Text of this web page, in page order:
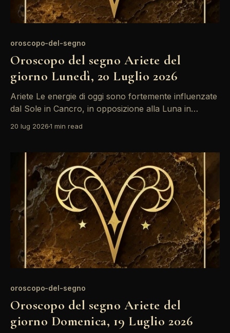
oroscopo-del-segno
Oroscopo del segno Ariete del
giorno Lunedì, 20 Luglio 2026
Ariete Le energie di oggi sono fortemente influenzate
dal Sole in Cancro, in opposizione alla Luna in
conflitti interiori, specialmente in ambito relazionale. È
responsabilità si intrecciano nella tua vita quotidiana.
La giornata presenta
20 lug 20261 min read
oroscopo-del-segno
Oroscopo del segno Ariete del
giorno Domenica, 19 Luglio 2026